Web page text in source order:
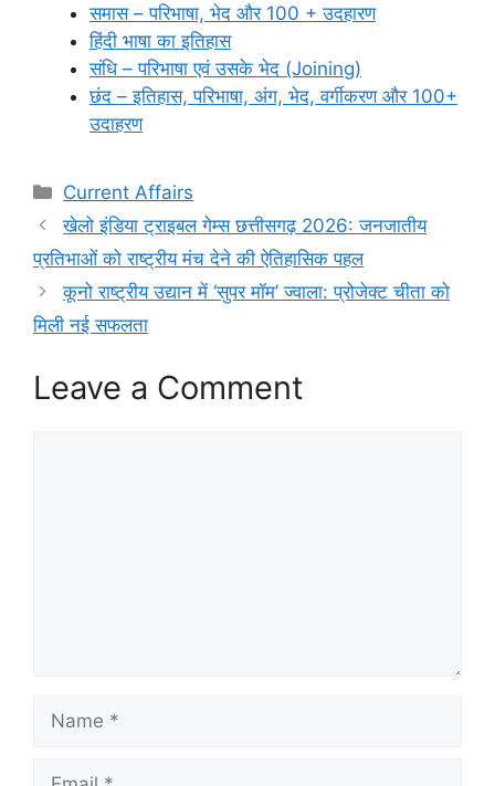
समास – परिभाषा, भेद और 100 + उदहारण
हिंदी भाषा का इतिहास
संधि – परिभाषा एवं उसके भेद (Joining)
छंद – इतिहास, परिभाषा, अंग, भेद, वर्गीकरण और 100+
उदाहरण
Categories
Current Affairs
खेलो इंडिया ट्राइबल गेम्स छत्तीसगढ़ 2026: जनजातीय
प्रतिभाओं को राष्ट्रीय मंच देने की ऐतिहासिक पहल
कूनो राष्ट्रीय उद्यान में ‘सुपर मॉम’ ज्वाला: प्रोजेक्ट चीता को
मिली नई सफलता
Leave a Comment
Name
Email